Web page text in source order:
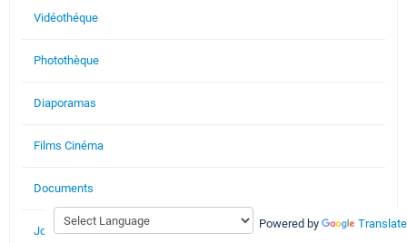
Vidéothéque
Photothèque
Diaporamas
Films Cinéma
Documents
Journaux Powered by Translate